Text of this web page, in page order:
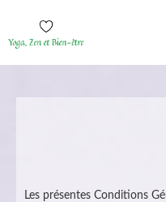
Les présentes Conditions